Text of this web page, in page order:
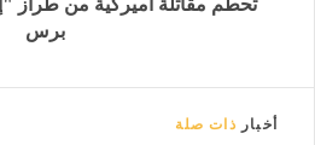
برس
أخبار ذات صلة